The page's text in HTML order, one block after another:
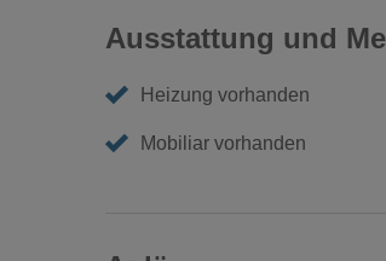
Ausstattung und
Heizung vorhanden
Mobiliar vorhanden